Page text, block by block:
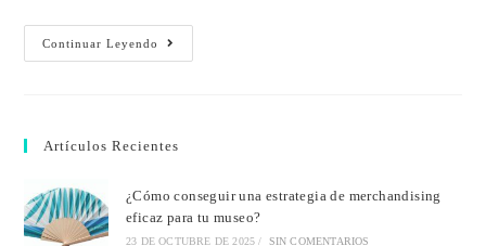
Continuar Leyendo
Artículos Recientes
¿Cómo conseguir una estrategia de merchandising
eficaz para tu museo?
23 DE OCTUBRE DE 2025 / SIN COMENTARIOS